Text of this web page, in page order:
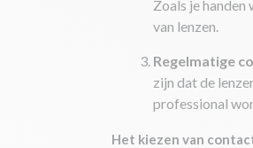
Zoals je handen
van lenzen.
Regelmatige
zijn dat de
professional
Het kiezen van